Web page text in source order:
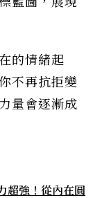
的情緒起
不再抗拒變
量會逐漸成
超強！從內在圓